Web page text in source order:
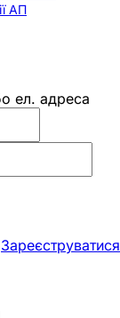
АП
ел. адреса
Зареєструватися